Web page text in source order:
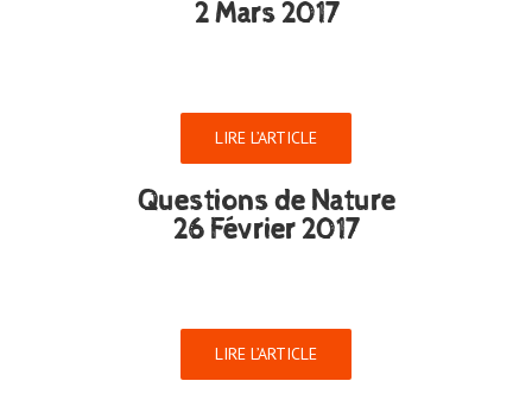
2 Mars 2017
LIRE L’ARTICLE
Questions de Nature
26 Février 2017
LIRE L’ARTICLE